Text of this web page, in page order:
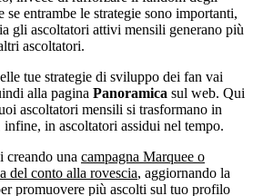
se entrambe le strategie sono importanti,
gli ascoltatori attivi mensili generano più
ascoltatori.
tue strategie di sviluppo dei fan vai
alla pagina Panoramica sul web. Qui
ascoltatori mensili si trasformano in
in ascoltatori assidui nel tempo.
creando una campagna Marquee o
del conto alla rovescia, aggiornando la
promuovere più ascolti sul tuo profilo